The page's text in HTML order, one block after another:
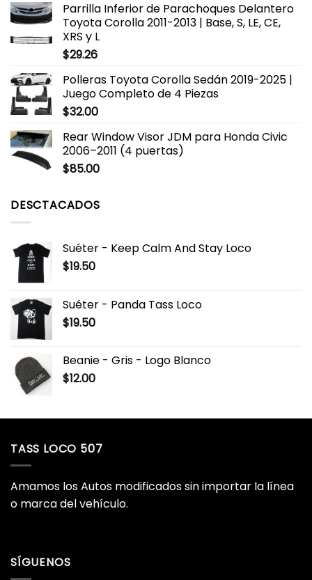
Parrilla Inferior de Parachoques Delantero
Toyota Corolla 2011-2013 | Base, S, LE, CE,
XRS y L
$29.26
Polleras Toyota Corolla Sedán 2019-2025 |
Juego Completo de 4 Piezas
$32.00
Rear Window Visor JDM para Honda Civic
2006–2011 (4 puertas)
$85.00
DESCTACADOS
Suéter - Keep Calm And Stay Loco
$19.50
Suéter - Panda Tass Loco
$19.50
Beanie - Gris - Logo Blanco
$12.00
TASS LOCO 507
Amamos los Autos modificados sin importar la línea
o marca del vehículo.
SÍGUENOS